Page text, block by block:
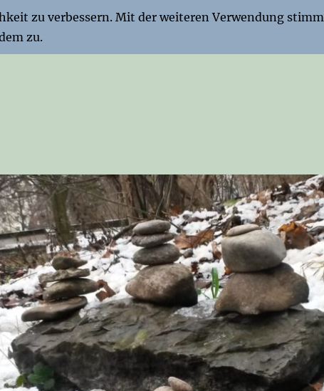
zu verbessern. Mit der weiteren Verwendung
zu.